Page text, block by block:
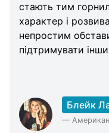
стають тим
характер і
непростим
підтримувати
Блейк
—